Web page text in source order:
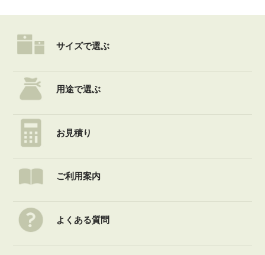
サイズで選ぶ
用途で選ぶ
お見積り
ご利用案内
よくある質問